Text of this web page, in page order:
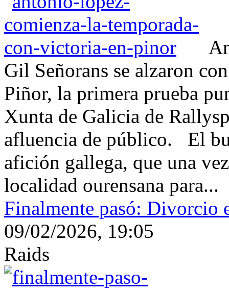
Gil Señorans se alzaron
Piñor, la primera prueba
Xunta de Galicia de
afluencia de público. El
afición gallega, que una
localidad ourensana para...
Finalmente pasó: Divorcio
09/02/2026, 19:05
Raids